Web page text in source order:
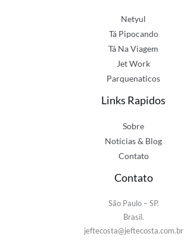
Netyul
Tá Pipocando
Tá Na Viagem
Jet Work
Parquenaticos
Links Rapidos
Sobre
Notícias & Blog
Contato
Contato
São Paulo – SP.
Brasil.
jeftecosta@jeftecosta.com.br